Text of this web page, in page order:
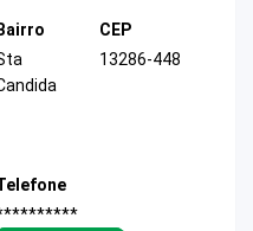
Bairro
CEP
13286-448